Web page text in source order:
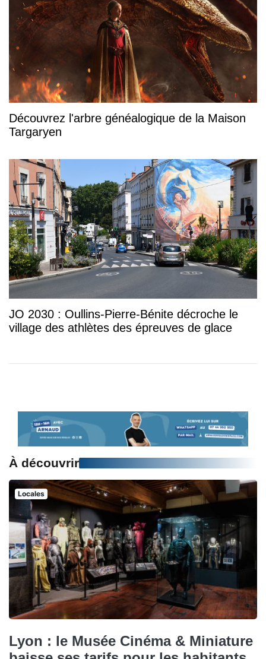
Découvrez l'arbre généalogique de la Maison
Targaryen
JO 2030 : Oullins-Pierre-Bénite décroche le
village des athlètes des épreuves de glace
À découvrir
Locales
Lyon : le Musée Cinéma & Miniature